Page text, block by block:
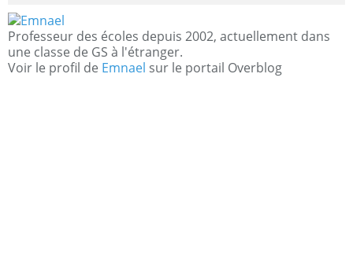
Professeur des écoles depuis 2002, actuellement dans
une classe de GS à l'étranger.
Voir le profil de Emnael sur le portail Overblog